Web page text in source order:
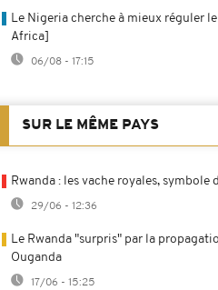
Le Nigeria cherche à mieux réguler
Africa]
06/08 - 17:15
SUR LE MÊME PAYS
Rwanda : les vache royales, symbole
29/06 - 12:36
Le Rwanda "surpris" par la
Ouganda
17/06 - 15:25